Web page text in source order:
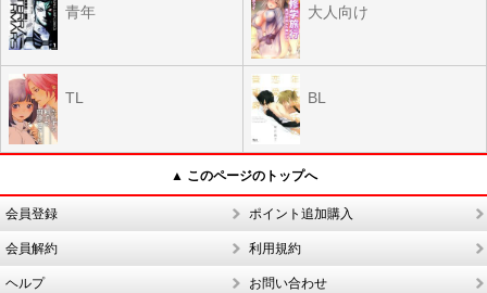
青年 大人向け
TL BL
▲ このページのトップへ
会員登録 ポイント追加購入
会員解約 利用規約
ヘルプ お問い合わせ